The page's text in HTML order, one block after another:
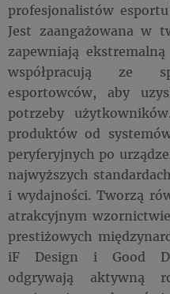
profesjonalistów
Jest zaangażowana w
zapewniają
współpracują ze
esportowców, aby
potrzeby
produktów od
peryferyjnych po
najwyższych
i wydajności. Tworzą
atrakcyjnym
prestiżowych
iF Design i Good
odgrywają aktywną